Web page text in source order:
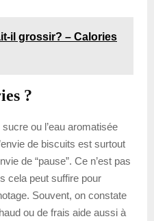
il grossir? – Calories
?
ou l’eau aromatisée
de biscuits est surtout
de “pause”. Ce n’est pas
cela peut suffire pour
Souvent, on constate
ou de frais aide aussi à